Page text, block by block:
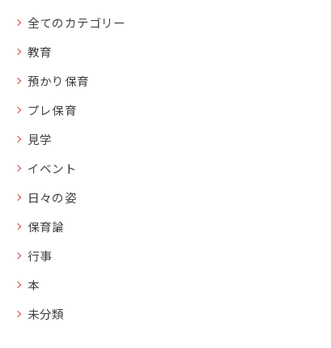
全てのカテゴリー
教育
預かり保育
プレ保育
見学
イベント
日々の姿
保育論
行事
本
未分類